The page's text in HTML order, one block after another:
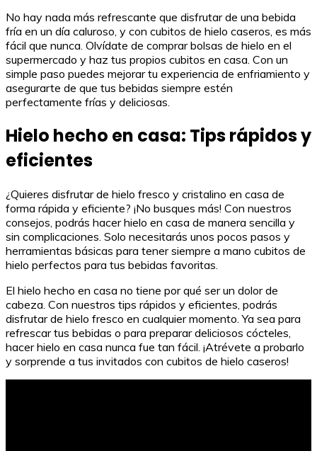
No hay nada más refrescante que disfrutar de una bebida
fría en un día caluroso, y con cubitos de hielo caseros, es más
fácil que nunca. Olvídate de comprar bolsas de hielo en el
supermercado y haz tus propios cubitos en casa. Con un
simple paso puedes mejorar tu experiencia de enfriamiento y
asegurarte de que tus bebidas siempre estén
perfectamente frías y deliciosas.
Hielo hecho en casa: Tips rápidos y
eficientes
¿Quieres disfrutar de hielo fresco y cristalino en casa de
forma rápida y eficiente? ¡No busques más! Con nuestros
consejos, podrás hacer hielo en casa de manera sencilla y
sin complicaciones. Solo necesitarás unos pocos pasos y
herramientas básicas para tener siempre a mano cubitos de
hielo perfectos para tus bebidas favoritas.
El hielo hecho en casa no tiene por qué ser un dolor de
cabeza. Con nuestros tips rápidos y eficientes, podrás
disfrutar de hielo fresco en cualquier momento. Ya sea para
refrescar tus bebidas o para preparar deliciosos cócteles,
hacer hielo en casa nunca fue tan fácil. ¡Atrévete a probarlo
y sorprende a tus invitados con cubitos de hielo caseros!